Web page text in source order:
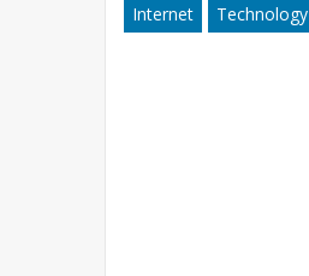
Internet Technology